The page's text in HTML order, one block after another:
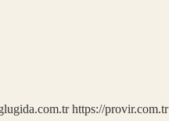
https://provir.com.tr